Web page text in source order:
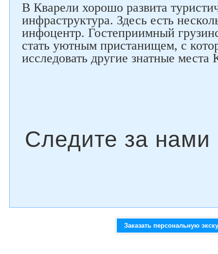
В Кварели хорошо развита
инфраструктура. Здесь есть
инфоцентр. Гостеприимный
стать уютным пристанищем, с
исследовать другие знатные места
Заказать персональную